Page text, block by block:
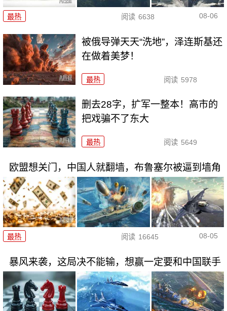
最热 阅读 6638 08-06
被俄导弹天天“洗地”，泽连斯基还
在做着美梦！
最热 阅读 5978
删去28字，扩军一整本！高市的
把戏骗不了东大
最热 阅读 5649
欧盟想关门，中国人就翻墙，布鲁塞尔被逼到墙角
最热 阅读 16645 08-05
暴风来袭，这局决不能输，想赢一定要和中国联手